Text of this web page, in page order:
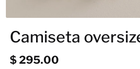
Camiseta
$ 295.00